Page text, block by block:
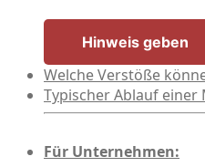
Hinweis geben
Welche Verstöße
Typischer Ablauf einer
Für Unternehmen: